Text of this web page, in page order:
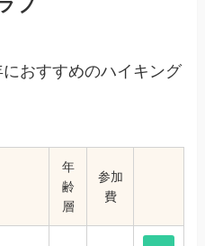
ブ
おすすめのハイキング
年
齢
層
参加
費